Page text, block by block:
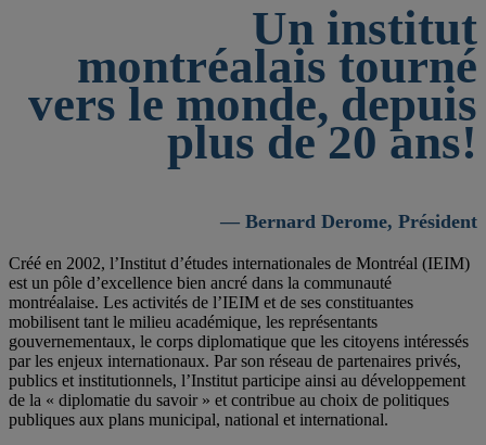
Un institut
montréalais tourné
vers le monde, depuis
plus de 20 ans!
— Bernard Derome, Président
Créé en 2002, l’Institut d’études internationales de Montréal (IEIM)
est un pôle d’excellence bien ancré dans la communauté
montréalaise. Les activités de l’IEIM et de ses constituantes
mobilisent tant le milieu académique, les représentants
gouvernementaux, le corps diplomatique que les citoyens intéressés
par les enjeux internationaux. Par son réseau de partenaires privés,
publics et institutionnels, l’Institut participe ainsi au développement
de la « diplomatie du savoir » et contribue au choix de politiques
publiques aux plans municipal, national et international.